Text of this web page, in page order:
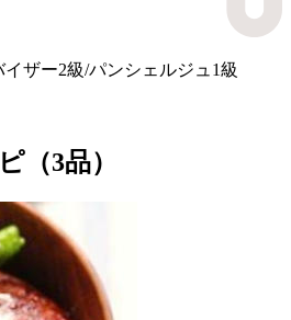
ザー2級/パンシェルジュ1級
（3品）